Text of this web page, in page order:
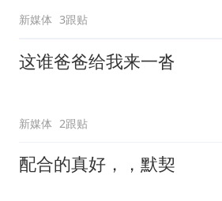
新媒体 3跟贴
这谁爸爸给我来一沓
新媒体 2跟贴
配合的真好，，默契